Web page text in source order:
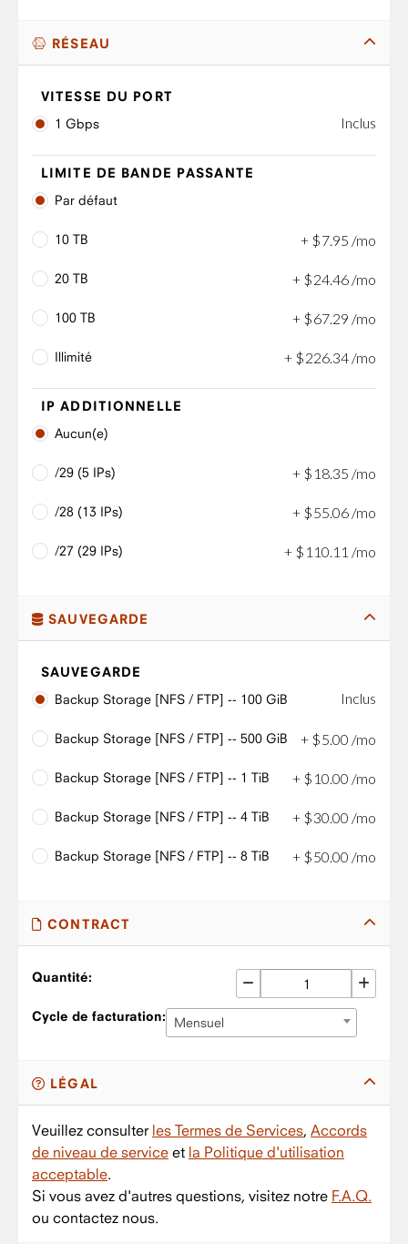
RÉSEAU
VITESSE DU PORT
1 Gbps
Inclus
LIMITE DE BANDE PASSANTE
Par défaut
10 TB + $7.95 /mo
20 TB + $24.46 /mo
100 TB + $67.29 /mo
Illimité + $226.34 /mo
IP ADDITIONNELLE
Aucun(e)
/29 (5 IPs) + $ 18.35 /mo
/28 (13 IPs) + $55.06 /mo
/27 (29 IPs) + $ 110.11 /mo
SAUVEGARDE
SAUVEGARDE
Backup Storage [NFS / FTP] -- 100 GiB
Inclus
Backup Storage [NFS / FTP] -- 500 GiB + $5.00 /mo
Backup Storage [NFS / FTP] -- 1 TiB + $ 10.00 /mo
Backup Storage [NFS / FTP] -- 4 TiB + $30.00 /mo
Backup Storage [NFS / FTP] -- 8 TiB + $50 00 /mo
CONTRACT
Quantité:
Cycle de facturation: Mensuel
LÉGAL
Veuillez consulter les Termes de Services, Accords
de niveau de service et la Politique d'utilisation
acceptable.
Si vous avez d'autres questions, visitez notre F.A.Q.
ou contactez nous.